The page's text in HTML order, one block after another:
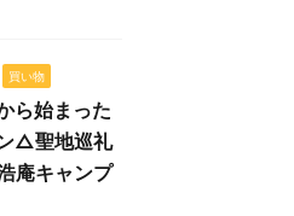
買い物
ら始まった
ン△聖地巡礼
庵キャンプ